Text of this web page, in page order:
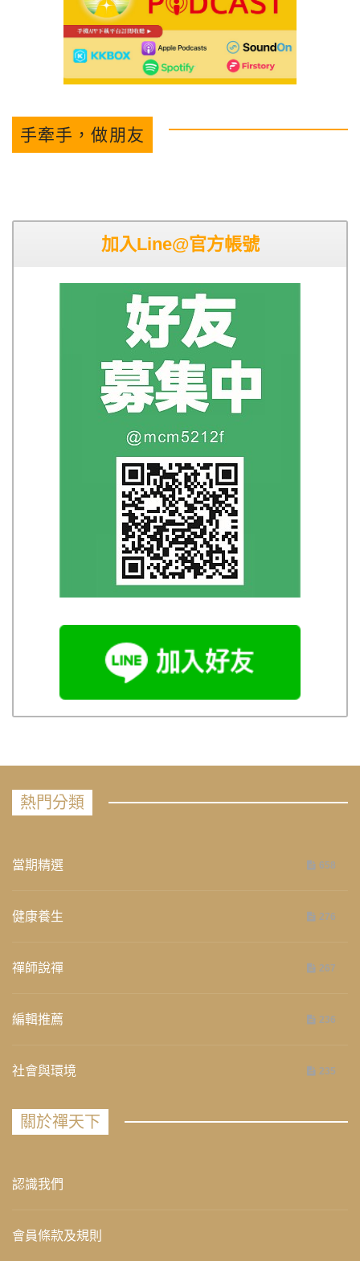
手牽手，做朋友
加入Line@官方帳號
熱門分類
當期精選 658
健康養生 276
禪師說禪 267
編輯推薦 236
社會與環境 235
關於禪天下
認識我們
會員條款及規則